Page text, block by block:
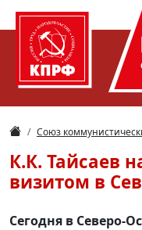
Союз
К.К. Тайсаев
визитом в
Сегодня в Северо-